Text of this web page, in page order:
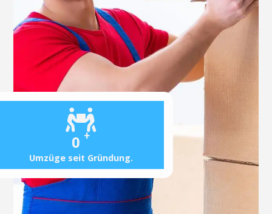
0 +
Umzüge seit Gründung.